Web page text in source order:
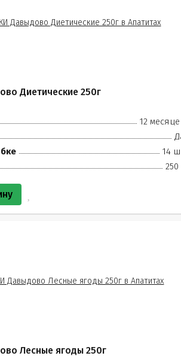
Диетические 250г
12
14
250
Лесные ягоды 250г